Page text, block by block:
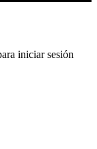
iniciar sesión